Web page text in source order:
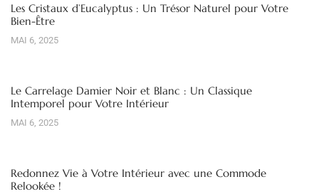
Les Cristaux d’Eucalyptus : Un Trésor Naturel pour Votre
Bien-Être
MAI 6, 2025
Le Carrelage Damier Noir et Blanc : Un Classique
Intemporel pour Votre Intérieur
MAI 6, 2025
Redonnez Vie à Votre Intérieur avec une Commode
Relookée !